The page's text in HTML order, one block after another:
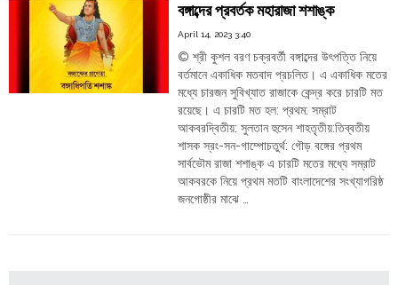
Hindu
Temples
শশাঙ্ক"
বঙ্গাব্দের প্রবর্তক মহারাজা শশাঙ্ক
April 14, 2023 3:40
© শ্রী কুশল বরণ চক্রবর্তী বঙ্গাব্দের উৎপত্তি নিয়ে
বর্তমানে একাধিক মতবাদ প্রচলিত। এ একাধিক মতের
মধ্যে চারজন সুবিখ্যাত রাজাকে কেন্দ্র করে চারটি মত
রয়েছে। এ চারটি মত হল: প্রথম: সম্রাট
আকবরদ্বিতীয়: সুলতান হুসেন শাহতৃতীয়:তিব্বতীয়
শাসক স্রং-সন-গাম্পোচতুর্থ: গৌড় বঙ্গের প্রথম
সার্বভৌম রাজা শশাঙ্ক এ চারটি মতের মধ্যে সম্রাট
আকবরকে নিয়ে প্রথম মতটি বাংলাদেশের সংখ্যাগরিষ্ঠ
জনগোষ্ঠীর মাঝে …